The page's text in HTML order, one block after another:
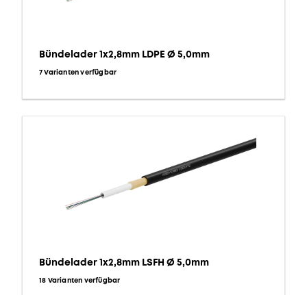
Bündelader 1x2,8mm LDPE Ø 5,0mm
7 Varianten verfügbar
Bündelader 1x2,8mm LSFH Ø 5,0mm
18 Varianten verfügbar